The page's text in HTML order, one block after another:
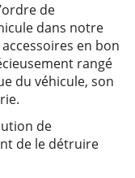
de
dans notre
en bon
rangé
du véhicule, son
de
de le détruire